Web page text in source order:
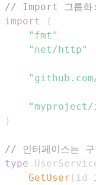
// Import 그룹화:
import
(
"fmt"
"net/http"
)
// 인터페이스는 구
type
GetUser ( id